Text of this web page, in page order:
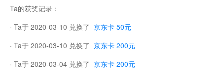
Ta的获奖记录：
· Ta于 2020-03-10 兑换了 京东卡 50元
· Ta于 2020-03-10 兑换了 京东卡 200元
· Ta于 2020-03-04 兑换了 京东卡 200元